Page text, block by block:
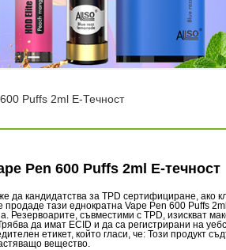
Puffs 2ml Е-Течност
Pen 600 Puffs 2ml Е-течност
да кандидатства за TPD сертифициране, ако
продаде тази еднократна Vape Pen 600 Puffs
Резервоарите, съвместими с TPD, изискват
да имат ECID и да са регистрирани на
етикет, който гласи, че: Този продукт
вещество.